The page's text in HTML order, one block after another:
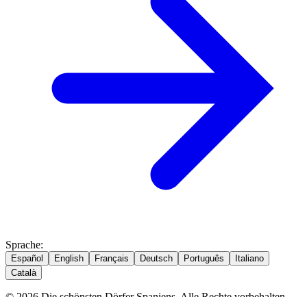
Sprache:
Español English Français Deutsch Português
Italiano
Català